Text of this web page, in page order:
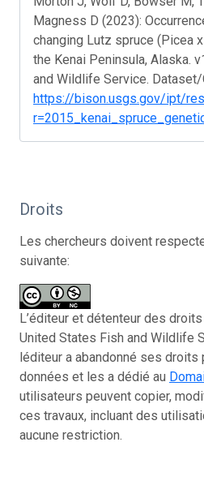
Magness D (2023):
changing Lutz spruce (Picea
the Kenai Peninsula, Alaska.
and Wildlife Service. Dataset/
https://bison.usgs.gov/ipt/
Droits
Les chercheurs doivent
suivante:
L’éditeur et détenteur des
United States Fish and Wildlife
léditeur a abandonné ses droits
données et les a dédié au
utilisateurs peuvent copier,
ces travaux, incluant des
aucune restriction.